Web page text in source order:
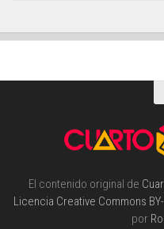
El contenido original de
Licencia Creative Commons
por